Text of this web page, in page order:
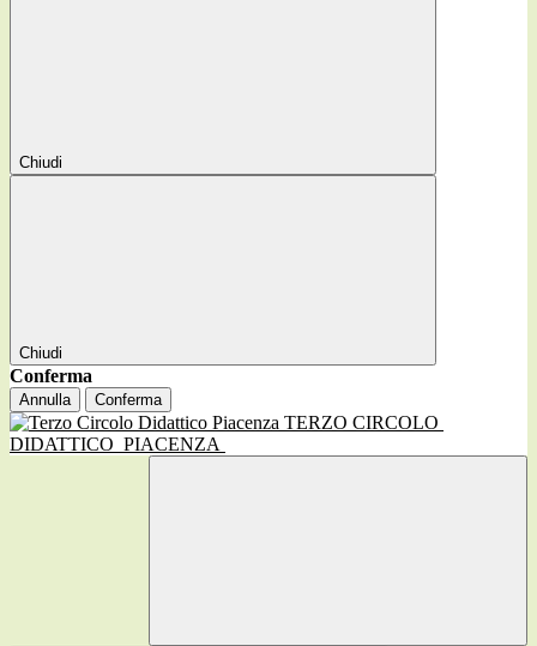
Chiudi
Chiudi
Conferma
Annulla Conferma
TERZO CIRCOLO
DIDATTICO PIACENZA